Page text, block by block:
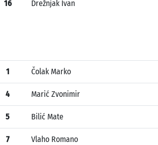
16 Drežnjak Ivan
1 Čolak Marko
4 Marić Zvonimir
5 Bilić Mate
7 Vlaho Romano